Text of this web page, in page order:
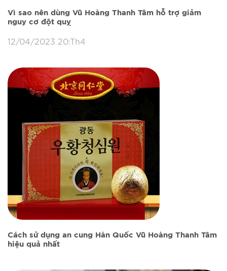
Vì sao nên dùng Vũ Hoàng Thanh Tâm hỗ trợ giảm
nguy cơ đột quỵ
12/04/2023 20:Th4
Cách sử dụng an cung Hàn Quốc Vũ Hoàng Thanh Tâm
hiệu quả nhất